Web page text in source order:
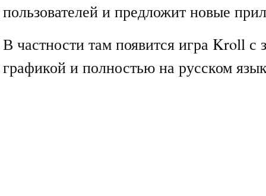
пользователей и предложит новые
В частности там появится игра Kroll с
графикой и полностью на русском